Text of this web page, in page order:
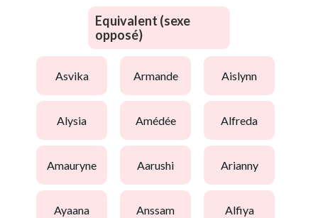
Equivalent (sexe
opposé)
asvika armande aislynn
alysia amédée alfreda
amauryne aarushi arianny
ayaana anssam alfiya